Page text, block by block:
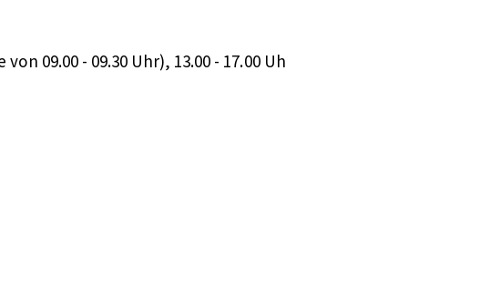
09.00 - 09.30 Uhr), 13.00 - 17.00 Uh